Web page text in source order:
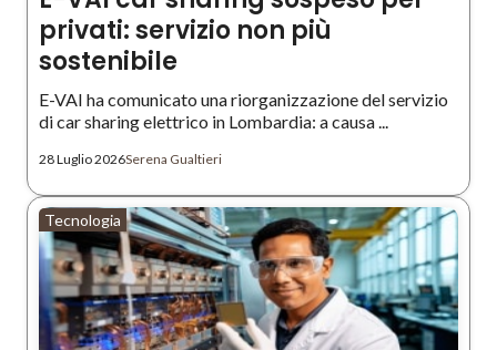
privati: servizio non più
sostenibile
E-VAI ha comunicato una riorganizzazione del servizio
di car sharing elettrico in Lombardia: a causa ...
28 Luglio 2026Serena Gualtieri
Tecnologia